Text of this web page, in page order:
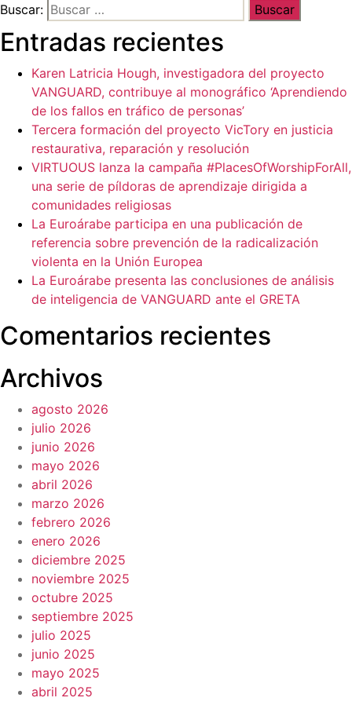
Buscar:
Entradas recientes
Karen Latricia Hough, investigadora del proyecto
VANGUARD, contribuye al monográfico ‘Aprendiendo
de los fallos en tráfico de personas’
Tercera formación del proyecto VicTory en justicia
restaurativa, reparación y resolución
VIRTUOUS lanza la campaña #PlacesOfWorshipForAll,
una serie de píldoras de aprendizaje dirigida a
comunidades religiosas
La Euroárabe participa en una publicación de
referencia sobre prevención de la radicalización
violenta en la Unión Europea
La Euroárabe presenta las conclusiones de análisis
de inteligencia de VANGUARD ante el GRETA
Comentarios recientes
Archivos
agosto 2026
julio 2026
junio 2026
mayo 2026
abril 2026
marzo 2026
febrero 2026
enero 2026
diciembre 2025
noviembre 2025
octubre 2025
septiembre 2025
julio 2025
junio 2025
mayo 2025
abril 2025